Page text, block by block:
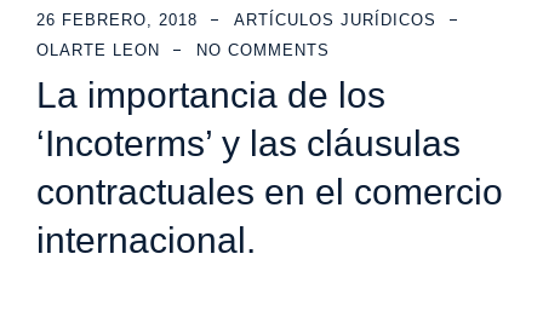
26 FEBRERO, 2018
ARTÍCULOS JURÍDICOS
OLARTE LEON
NO COMMENTS
La importancia de los
‘Incoterms’ y las cláusulas
contractuales en el comercio
internacional.